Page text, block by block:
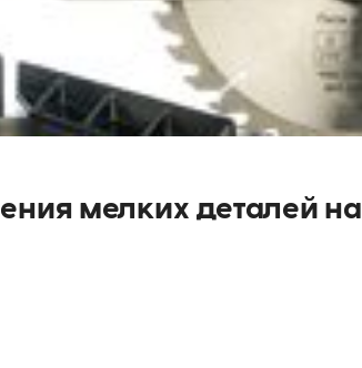
мелких деталей